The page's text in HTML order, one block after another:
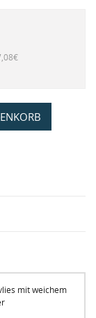
mit weichem